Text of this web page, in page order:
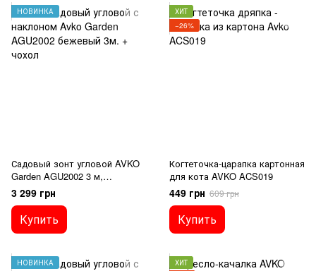
НОВИНКА
Садовый зонт угловой AVKO
Garden AGU2002 3 м,
бежевый, с наклоном и
чехлом
3 299 грн
Купить
ХИТ
−26%
Когтеточка-царапка картонная
для кота AVKO ACS019
449 грн 609 грн
Купить
НОВИНКА
ХИТ